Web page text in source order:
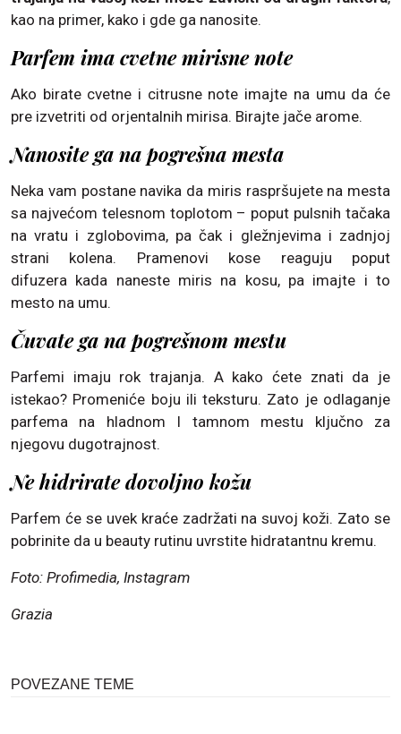
kao na primer, kako i gde ga nanosite.
Parfem ima cvetne mirisne note
Ako birate cvetne i citrusne note imajte na umu da će
pre izvetriti od orjentalnih mirisa. Birajte jače arome.
Nanosite ga na pogrešna mesta
Neka vam postane navika da miris raspršujete na mesta
sa najvećom telesnom toplotom – poput pulsnih tačaka
na vratu i zglobovima, pa čak i gležnjevima i zadnjoj
strani kolena. Pramenovi kose reaguju poput
difuzera kada naneste miris na kosu, pa imajte i to
mesto na umu.
Čuvate ga na pogrešnom mestu
Parfemi imaju rok trajanja. A kako ćete znati da je
istekao? Promeniće boju ili teksturu. Zato je odlaganje
parfema na hladnom I tamnom mestu ključno za
njegovu dugotrajnost.
Ne hidrirate dovoljno kožu
Parfem će se uvek kraće zadržati na suvoj koži. Zato se
pobrinite da u beauty rutinu uvrstite hidratantnu kremu.
Foto: Profimedia, Instagram
Grazia
POVEZANE TEME